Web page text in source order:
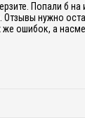
Попали б на
нужно
же ошибок, а